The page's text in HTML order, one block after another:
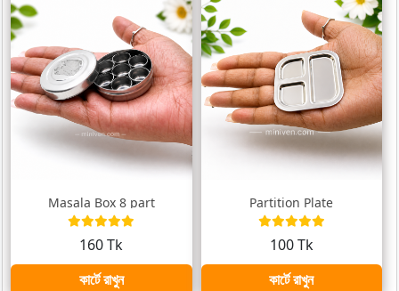
Masala Box 8 part
160 Tk
কার্টে রাখুন
Partition Plate
100 Tk
কার্টে রাখুন